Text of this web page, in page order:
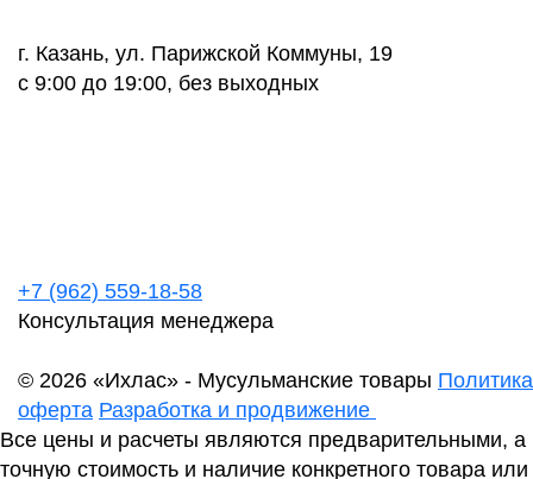
г. Казань, ул. Парижской Коммуны, 19
с 9:00 до 19:00, без выходных
+7 (962) 559-18-58
Консультация менеджера
© 2026 «Ихлас» - Мусульманские товары
оферта Разработка и продвижение
Все цены и расчеты являются предварительными, а
точную стоимость и наличие конкретного товара или